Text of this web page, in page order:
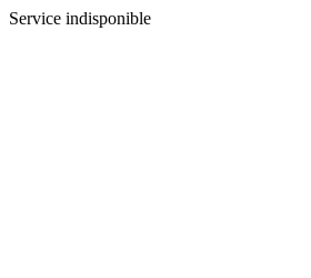
Service indisponible